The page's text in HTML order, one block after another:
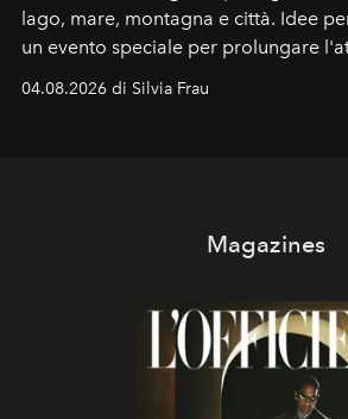
lago, mare, montagna e città. Idee
un evento speciale per prolungare
04.08.2026 di Silvia Frau
Magazines